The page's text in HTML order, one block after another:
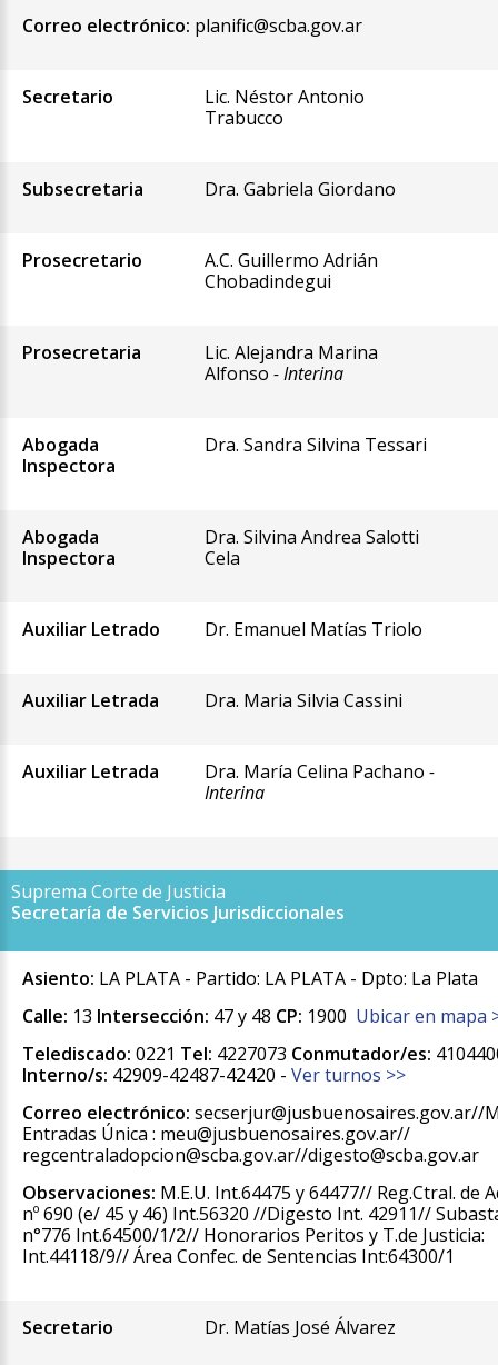
Correo electrónico: planific@scba.gov.ar
Secretario
Lic. Néstor Antonio
Trabucco
Subsecretaria Dra. Gabriela Giordano
Prosecretario
A.C. Guillermo Adrián
Chobadindegui
Prosecretaria
Lic. Alejandra Marina
Alfonso - Interina
Abogada
Inspectora
Dra. Sandra Silvina Tessari
Abogada
Inspectora
Dra. Silvina Andrea Salotti
Cela
Auxiliar Letrado Dr. Emanuel Matías Triolo
Auxiliar Letrada Dra. Maria Silvia Cassini
Auxiliar Letrada Dra. María Celina Pachano -
Interina
Suprema Corte de Justicia
Secretaría de Servicios Jurisdiccionales
Asiento: LA PLATA - Partido: LA PLATA - Dpto: La Plata
Calle: 13 Intersección: 47 y 48 CP: 1900 Ubicar en mapa
Telediscado: 0221 Tel: 4227073 Conmutador/es:
Interno/s: 42909-42487-42420 - Ver turnos >>
Correo electrónico: secserjur@jusbuenosaires.gov.ar//
Entradas Única : meu@jusbuenosaires.gov.ar//
regcentraladopcion@scba.gov.ar//digesto@scba.gov.ar
Observaciones: M.E.U. Int.64475 y 64477// Reg.Ctral. de
nº 690 (e/ 45 y 46) Int.56320 //Digesto Int. 42911//
n°776 Int.64500/1/2// Honorarios Peritos y T.de Justicia:
Int.44118/9// Área Confec. de Sentencias Int:64300/1
Secretario Dr. Matías José Álvarez